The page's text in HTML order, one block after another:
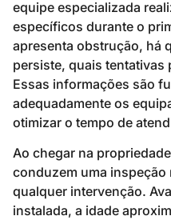
equipe especializada
específicos durante o
apresenta obstrução, há
persiste, quais tentativas
Essas informações são
adequadamente os
otimizar o tempo de
Ao chegar na
conduzem uma
qualquer intervenção.
instalada, a idade